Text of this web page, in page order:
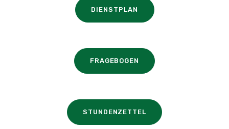
DIENSTPLAN
FRAGEBOGEN
STUNDENZETTEL